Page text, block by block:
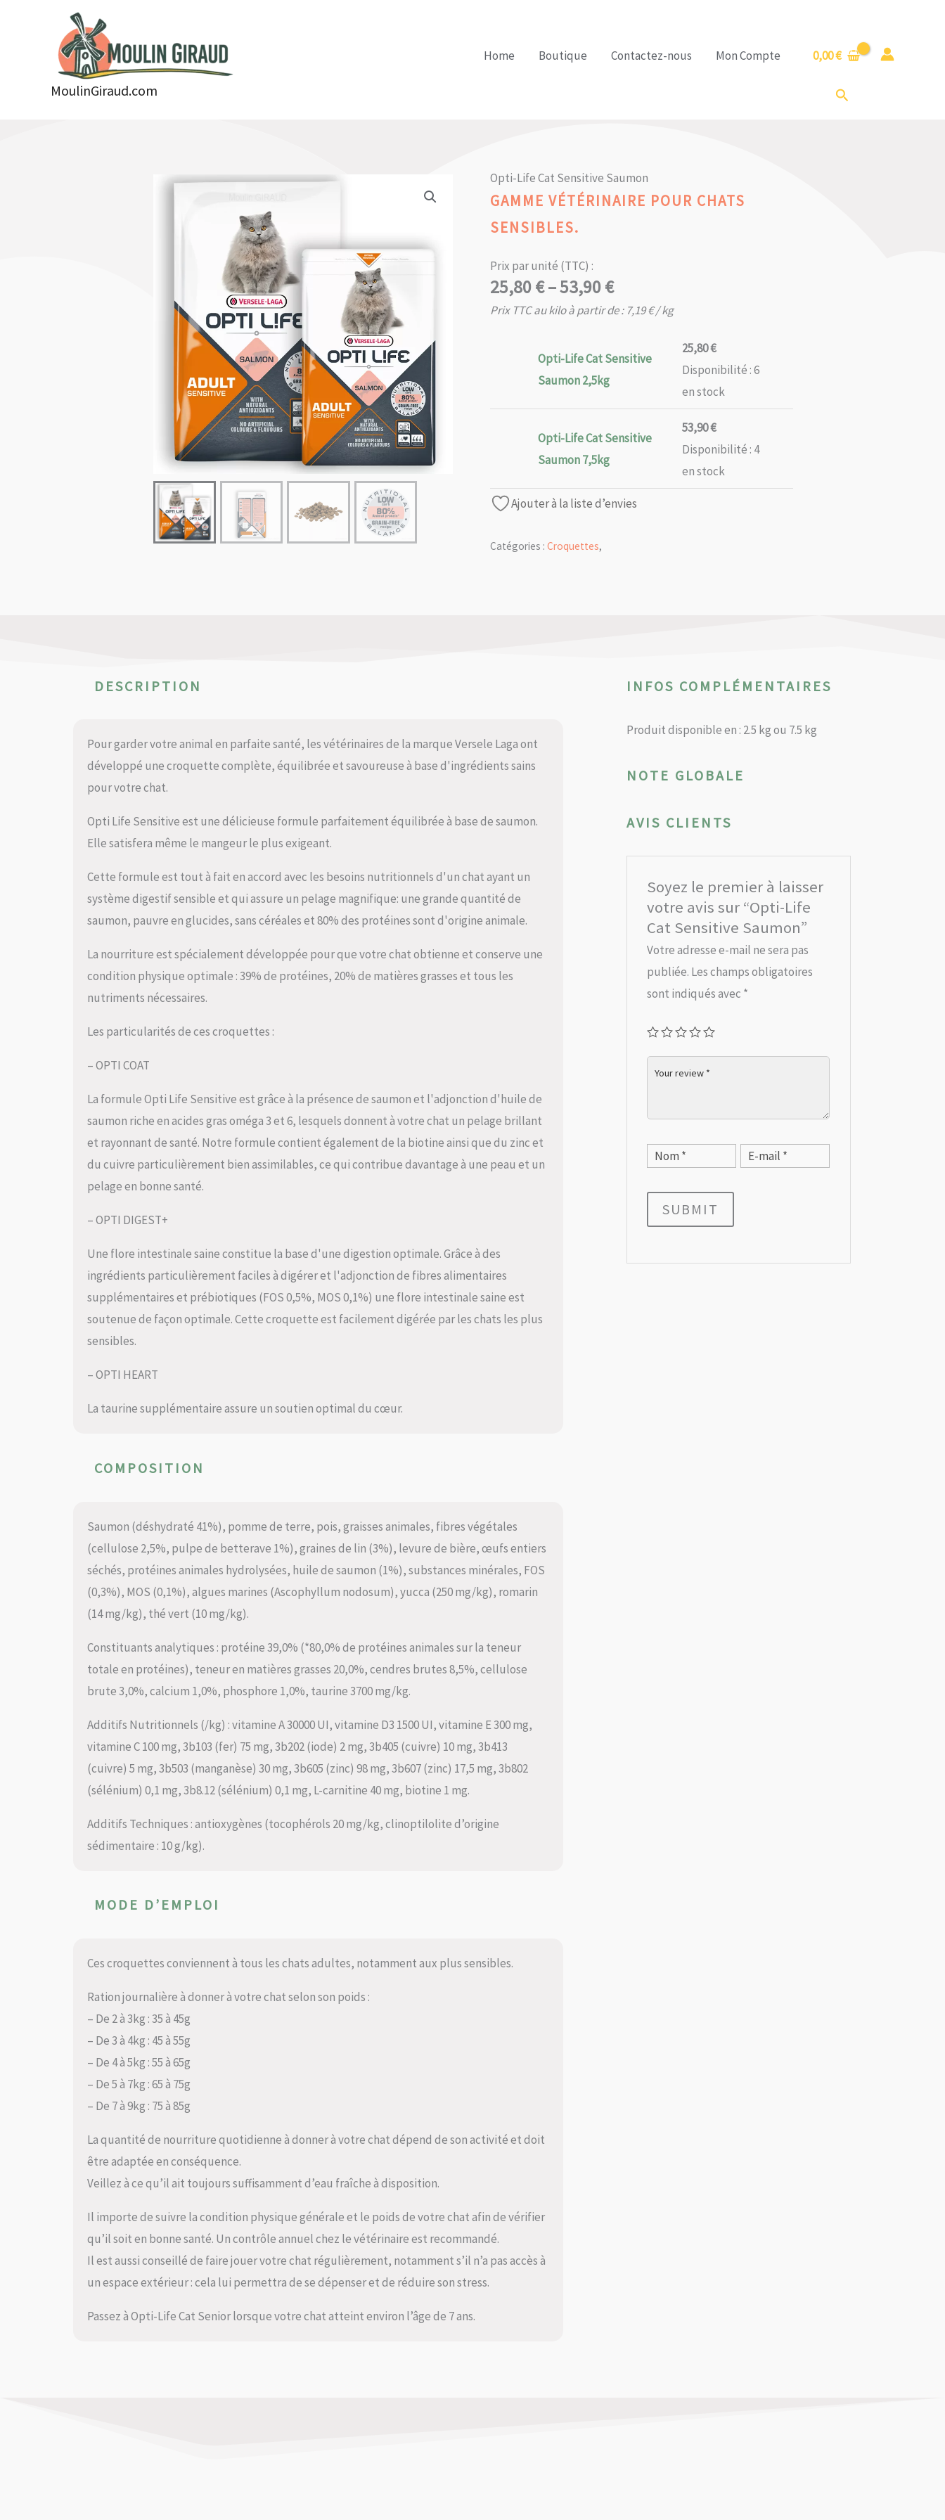
MoulinGiraud.com
Home Boutique Contactez-nous Mon Compte 0,00€
Rechercher
Opti-Life Cat Sensitive Saumon
GAMME VÉTÉRINAIRE POUR CHATS
SENSIBLES.
Prix par unité (TTC) :
25,80€–53,90€
Plage
de
25,80 €
53,90 €
Prix TTC au kilo à partir de : 7,19€/ kg
Opti-Life Cat Sensitive
Saumon 2,5kg
25,80€
Disponibilité :6
en stock
Opti-Life Cat Sensitive
Saumon 7,5kg
53,90€
Disponibilité : 4
en stock
Ajouter à la liste d’envies
Catégories :Croquettes,
DESCRIPTION
Pour garder votre animal en parfaite santé, les vétérinaires de la marque Versele Laga ont
développé une croquette complète, équilibrée et savoureuse à base d'ingrédients sains
pour votre chat.
Opti Life Sensitive est une délicieuse formule parfaitement équilibrée à base de saumon.
Elle satisfera même le mangeur le plus exigeant.
Cette formule est tout à fait en accord avec les besoins nutritionnels d'un chat ayant un
système digestif sensible et qui assure un pelage magnifique: une grande quantité de
saumon, pauvre en glucides, sans céréales et 80% des protéines sont d'origine animale.
La nourriture est spécialement développée pour que votre chat obtienne et conserve une
condition physique optimale : 39% de protéines, 20% de matières grasses et tous les
nutriments nécessaires.
Les particularités de ces croquettes :
– OPTI COAT
La formule Opti Life Sensitive est grâce à la présence de saumon et l'adjonction d'huile de
saumon riche en acides gras oméga 3 et 6, lesquels donnent à votre chat un pelage brillant
et rayonnant de santé. Notre formule contient également de la biotine ainsi que du zinc et
du cuivre particulièrement bien assimilables, ce qui contribue davantage à une peau et un
pelage en bonne santé.
– OPTI DIGEST+
Une flore intestinale saine constitue la base d'une digestion optimale. Grâce à des
ingrédients particulièrement faciles à digérer et l'adjonction de fibres alimentaires
supplémentaires et prébiotiques (FOS 0,5%, MOS 0,1%) une flore intestinale saine est
soutenue de façon optimale. Cette croquette est facilement digérée par les chats les plus
sensibles.
– OPTI HEART
La taurine supplémentaire assure un soutien optimal du cœur.
COMPOSITION
Saumon (déshydraté 41%), pomme de terre, pois, graisses animales, fibres végétales
(cellulose 2,5%, pulpe de betterave 1%), graines de lin (3%), levure de bière, œufs entiers
séchés, protéines animales hydrolysées, huile de saumon (1%), substances minérales, FOS
(0,3%), MOS (0,1%), algues marines (Ascophyllum nodosum), yucca (250 mg/kg), romarin
(14 mg/kg), thé vert (10 mg/kg).
Constituants analytiques : protéine 39,0% (*80,0% de protéines animales sur la teneur
totale en protéines), teneur en matières grasses 20,0%, cendres brutes 8,5%, cellulose
brute 3,0%, calcium 1,0%, phosphore 1,0%, taurine 3700 mg/kg.
Additifs Nutritionnels (/kg) : vitamine A 30000 UI, vitamine D3 1500 UI, vitamine E 300 mg,
vitamine C 100 mg, 3b103 (fer) 75 mg, 3b202 (iode) 2 mg, 3b405 (cuivre) 10 mg, 3b413
(cuivre) 5 mg, 3b503 (manganèse) 30 mg, 3b605 (zinc) 98 mg, 3b607 (zinc) 17,5 mg, 3b802
(sélénium) 0,1 mg, 3b8.12 (sélénium) 0,1 mg, L-carnitine 40 mg, biotine 1 mg.
Additifs Techniques : antioxygènes (tocophérols 20 mg/kg, clinoptilolite d’origine
sédimentaire : 10 g/kg).
MODE D’EMPLOI
Ces croquettes conviennent à tous les chats adultes, notamment aux plus sensibles.
Ration journalière à donner à votre chat selon son poids :
– De 2 à 3kg : 35 à 45g
– De 3 à 4kg : 45 à 55g
– De 4 à 5kg : 55 à 65g
– De 5 à 7kg : 65 à 75g
– De 7 à 9kg : 75 à 85g
La quantité de nourriture quotidienne à donner à votre chat dépend de son activité et doit
être adaptée en conséquence.
Veillez à ce qu’il ait toujours suffisamment d’eau fraîche à disposition.
Il importe de suivre la condition physique générale et le poids de votre chat afin de vérifier
qu’il soit en bonne santé. Un contrôle annuel chez le vétérinaire est recommandé.
Il est aussi conseillé de faire jouer votre chat régulièrement, notamment s’il n’a pas accès à
un espace extérieur : cela lui permettra de se dépenser et de réduire son stress.
Passez à Opti-Life Cat Senior lorsque votre chat atteint environ l’âge de 7 ans.
INFOS COMPLÉMENTAIRES
Produit disponible en : 2.5 kg ou 7.5 kg
NOTE GLOBALE
AVIS CLIENTS
Soyez le premier à laisser
votre avis sur “Opti-Life
Cat Sensitive Saumon”
Votre adresse e-mail ne sera pas
publiée. Les champs obligatoires
sont indiqués avec *
SUBMIT